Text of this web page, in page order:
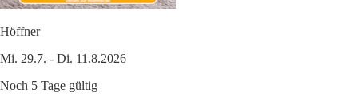
Höffner
Mi. 29.7. - Di. 11.8.2026
Noch 5 Tage gültig